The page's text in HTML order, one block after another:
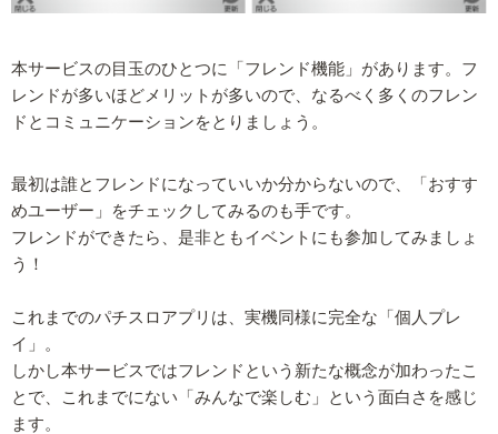
本サービスの目玉のひとつに「フレンド機能」があります。フ
レンドが多いほどメリットが多いので、なるべく多くのフレン
ドとコミュニケーションをとりましょう。
最初は誰とフレンドになっていいか分からないので、「おすす
めユーザー」をチェックしてみるのも手です。
フレンドができたら、是非ともイベントにも参加してみましょ
う！
これまでのパチスロアプリは、実機同様に完全な「個人プレ
イ」。
しかし本サービスではフレンドという新たな概念が加わったこ
とで、これまでにない「みんなで楽しむ」という面白さを感じ
ます。